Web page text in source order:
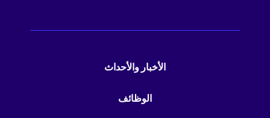
الأخبار والأحداث
الوظائف